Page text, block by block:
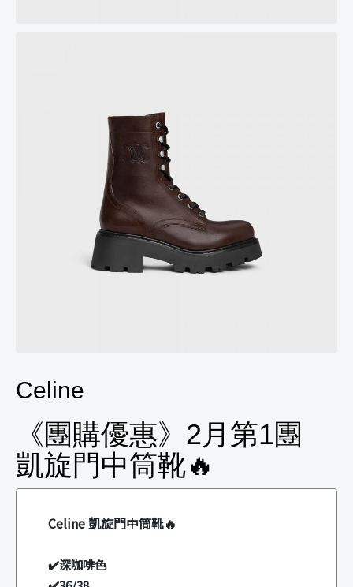
Celine
《團購優惠》2月第1團
凱旋門中筒靴🔥
Celine 凱旋門中筒靴🔥
✔️深咖啡色